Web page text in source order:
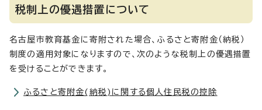
税制上の優遇措置について
名古屋市教育基金に寄附された場合、ふるさと寄附金（納税）
制度の適用対象になりますので、次のような税制上の優遇措置
を受けることができます。
ふるさと寄附金(納税)に関する個人住民税の控除